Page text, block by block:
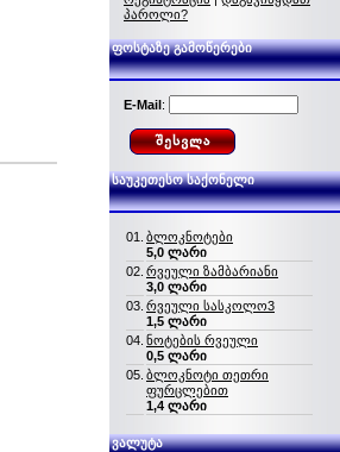
პაროლი?
ფოსტაზე გამოწერები
E-Mail:
საუკეთესო საქონელი
01. ბლოკნოტები
5,0 ლარი
02. რვეული ზამბარიანი
3,0 ლარი
03. რვეული სასკოლო3
1,5 ლარი
04. ნოტების რვეული
0,5 ლარი
05. ბლოკნოტი თეთრი
ფურცლებით
1,4 ლარი
ვალუტა